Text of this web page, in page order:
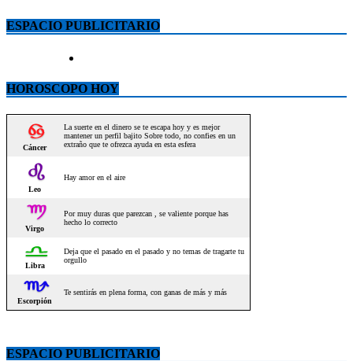
ESPACIO PUBLICITARIO
HOROSCOPO HOY
ESPACIO PUBLICITARIO